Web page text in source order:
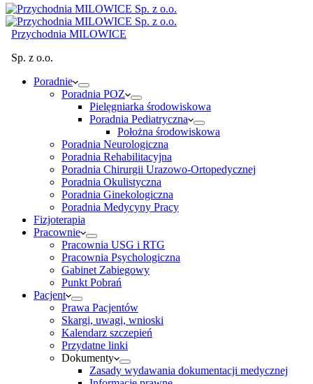
Przychodnia MILOWICE
Sp. z o.o.
Poradnie
Poradnia POZ
Pielęgniarka środowiskowa
Poradnia Pediatryczna
Położna środowiskowa
Poradnia Neurologiczna
Poradnia Rehabilitacyjna
Poradnia Chirurgii Urazowo-Ortopedycznej
Poradnia Okulistyczna
Poradnia Ginekologiczna
Poradnia Medycyny Pracy
Fizjoterapia
Pracownie
Pracownia USG i RTG
Pracownia Psychologiczna
Gabinet Zabiegowy
Punkt Pobrań
Pacjent
Prawa Pacjentów
Skargi, uwagi, wnioski
Kalendarz szczepień
Przydatne linki
Dokumenty
Zasady wydawania dokumentacji medycznej